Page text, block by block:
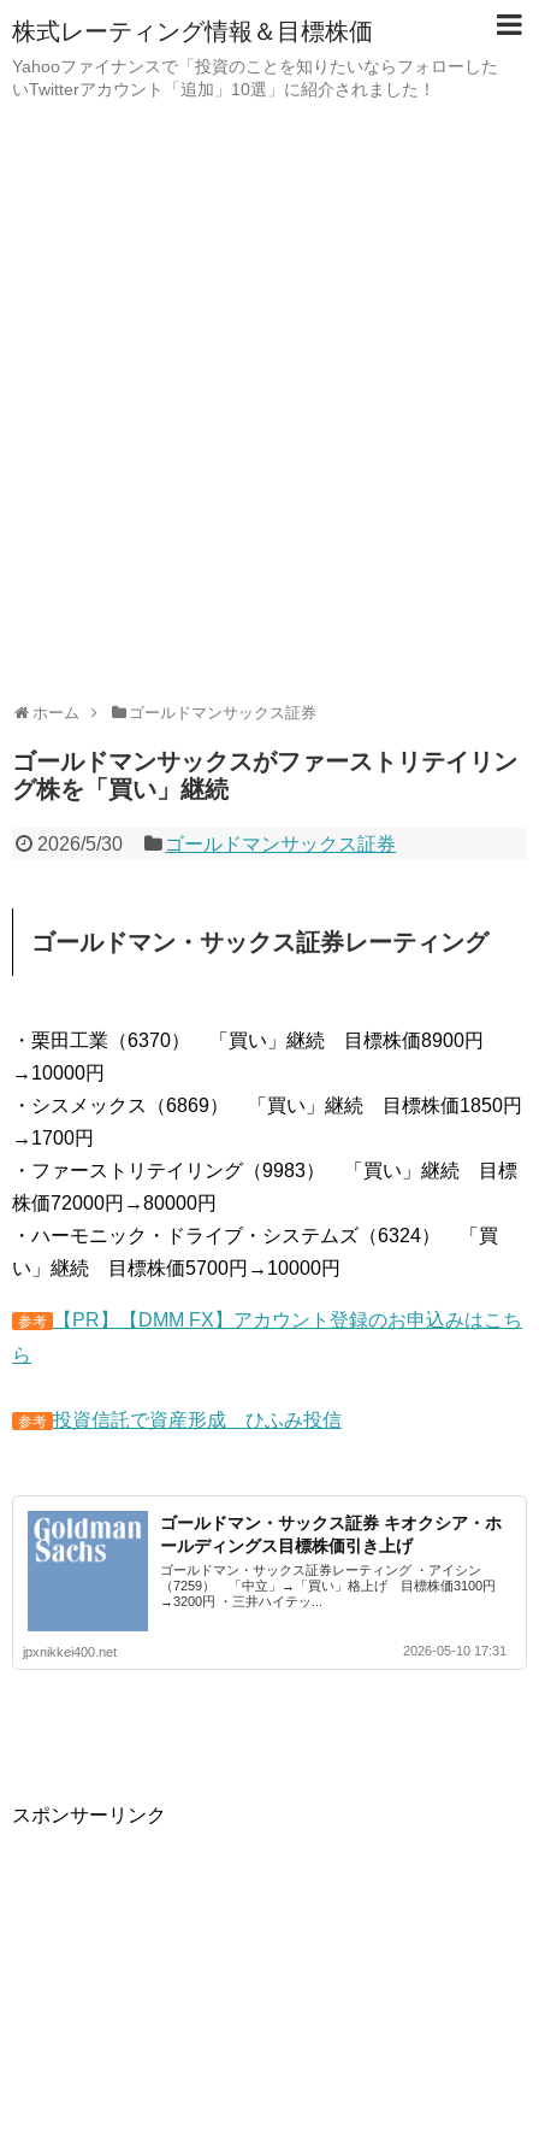
株式レーティング情報＆目標株価
Yahooファイナンスで「投資のことを知りたいならフォローした
いTwitterアカウント「追加」10選」に紹介されました！
ホーム ゴールドマンサックス証券
ゴールドマンサックスがファーストリテイリン
グ株を「買い」継続
2026/5/30 ゴールドマンサックス証券
ゴールドマン・サックス証券レーティング
・栗田工業（6370） 「買い」継続 目標株価8900円
→10000円
・シスメックス（6869） 「買い」継続 目標株価1850円
→1700円
・ファーストリテイリング（9983） 「買い」継続 目標
株価72000円→80000円
・ハーモニック・ドライブ・システムズ（6324） 「買
い」継続 目標株価5700円→10000円
参考
【PR】【DMM FX】アカウント登録のお申込みはこち
ら
参考 投資信託で資産形成 ひふみ投信
ゴールドマン・サックス証券 キオクシア・ホ
ールディングス目標株価引き上げ
ゴールドマン・サックス証券レーティング ・アイシン
（7259） 「中立」→「買い」格上げ 目標株価3100円
→3200円 ・三井ハイテッ...
jpxnikkei400.net 2026-05-10 17:31
スポンサーリンク